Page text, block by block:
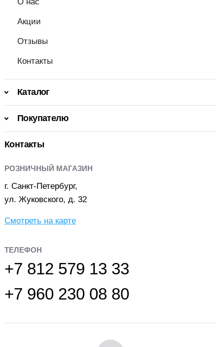
Акции
Отзывы
Контакты
Каталог
Покупателю
Контакты
РОЗНИЧНЫЙ МАГАЗИН
г. Санкт-Петербург,
ул. Жуковского, д. 32
Смотреть на карте
ТЕЛЕФОН
+7 812 579 13 33
+7 960 230 08 80